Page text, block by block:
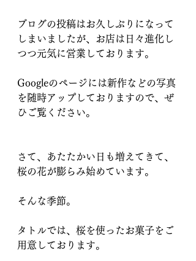
ブログの投稿はお久しぶりになって
しまいましたが、お店は日々進化し
つつ元気に営業しております。
Googleのページには新作などの写真
を随時アップしておりますので、ぜ
ひご覧ください。
さて、あたたかい日も増えてきて、
桜の花が膨らみ始めています。
そんな季節。
タトルでは、桜を使ったお菓子をご
用意しております。